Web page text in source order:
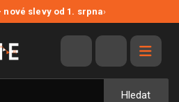
nové slevy od 1. srpna›
Hledat